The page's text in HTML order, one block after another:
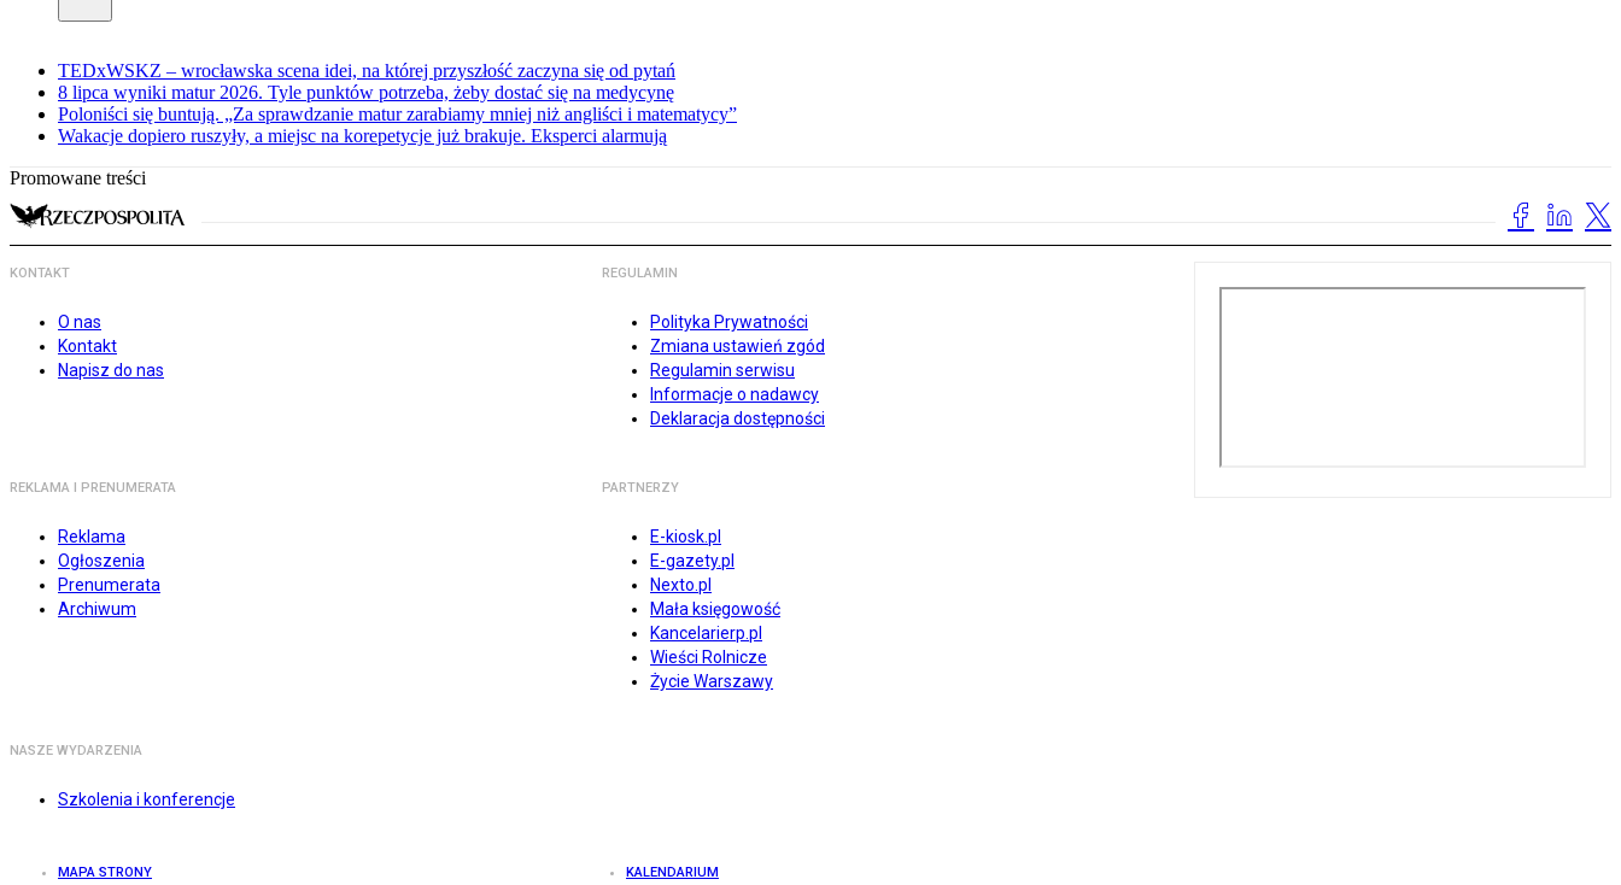
TEDxWSKZ – wrocławska scena idei, na której przyszłość zaczyna się od pytań
8 lipca wyniki matur 2026. Tyle punktów potrzeba, żeby dostać się na medycynę
Poloniści się buntują. „Za sprawdzanie matur zarabiamy mniej niż angliści i matematycy”
Wakacje dopiero ruszyły, a miejsc na korepetycje już brakuje. Eksperci alarmują
Promowane treści
KONTAKT
O nas
Kontakt
Napisz do nas
REGULAMIN
Polityka Prywatności
Zmiana ustawień zgód
Regulamin serwisu
Informacje o nadawcy
Deklaracja dostępności
REKLAMA I PRENUMERATA
Reklama
Ogłoszenia
Prenumerata
Archiwum
PARTNERZY
E-kiosk.pl
E-gazety.pl
Nexto.pl
Mała księgowość
Kancelarierp.pl
Wieści Rolnicze
Życie Warszawy
NASZE WYDARZENIA
Szkolenia i konferencje
MAPA STRONY KALENDARIUM